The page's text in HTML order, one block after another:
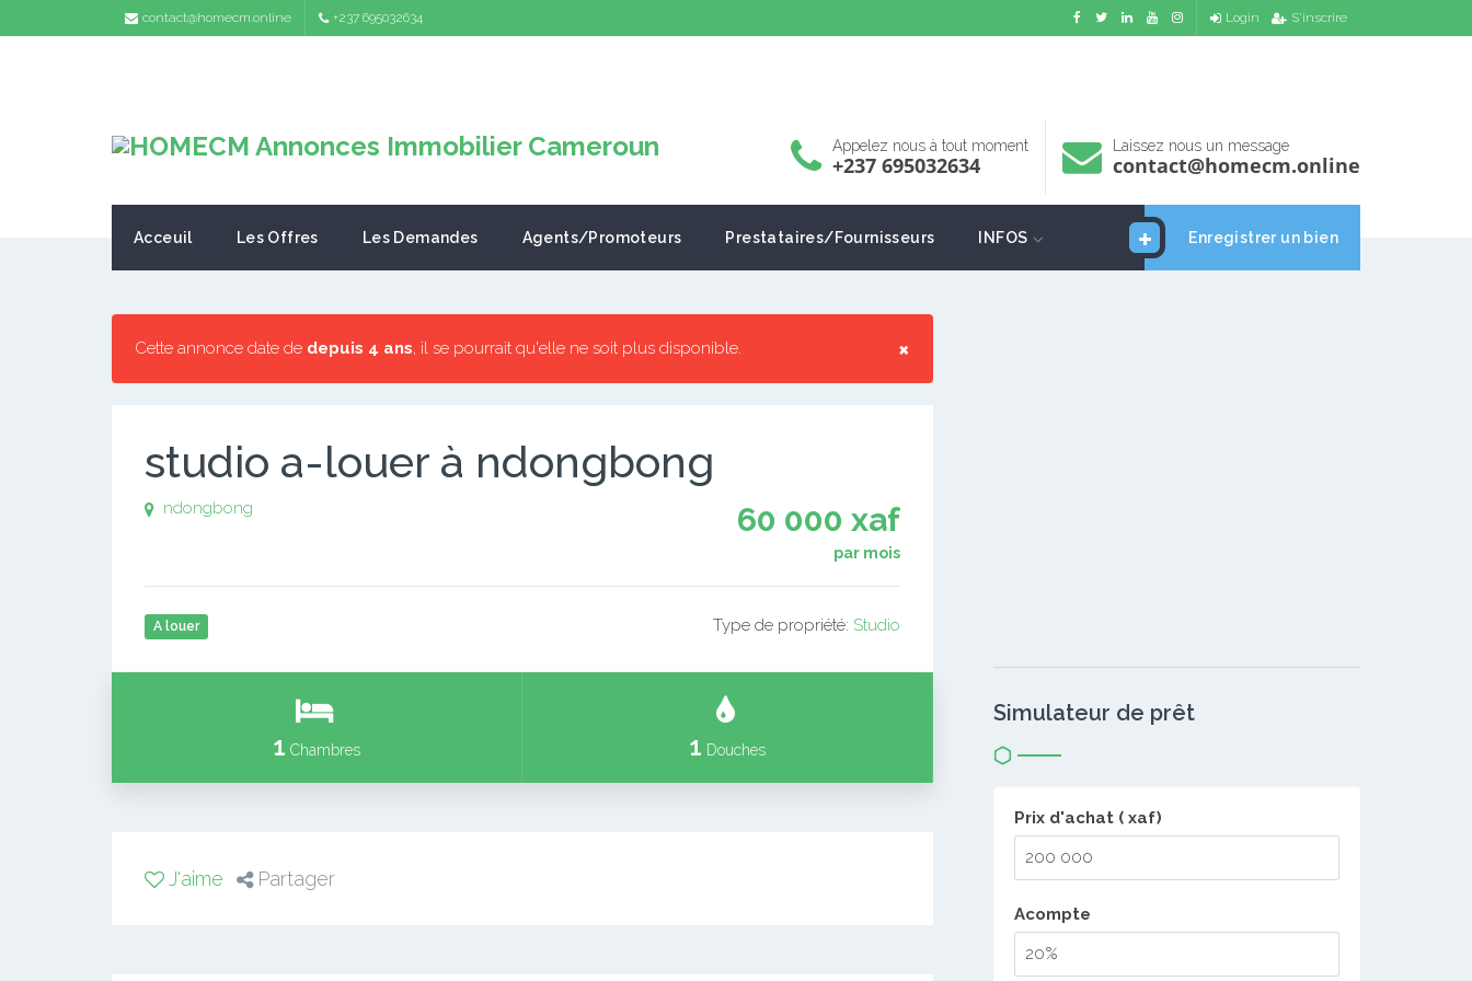
contact@homecm.online +237 695032634 Login S'inscrire
Appelez nous à tout moment
+237 695032634
Laissez nous un message
contact@homecm.online
Enregistrer un bien
Acceuil Les Offres Les Demandes Agents/Promoteurs Prestataires/Fournisseurs INFOS
×
Cette annonce date de depuis 4 ans, il se pourrait qu'elle ne soit plus disponible.
studio a-louer à ndongbong
60 000 xaf
par mois
ndongbong
A louer Type de propriété: Studio
1 Chambres 1 Douches
J'aime Partager
Simulateur de prêt
Prix d'achat ( xaf)
Acompte